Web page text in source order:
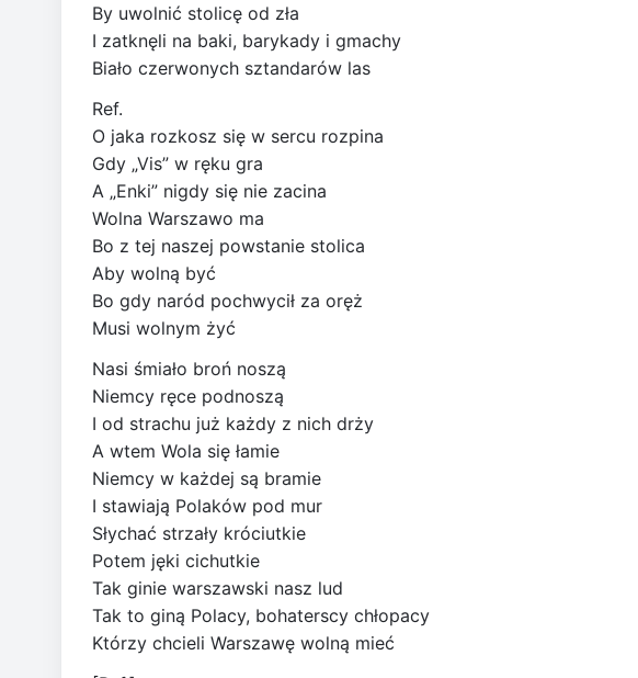
By uwolnić stolicę od zła
I zatknęli na baki, barykady i gmachy
Biało czerwonych sztandarów las
Ref.
O jaka rozkosz się w sercu rozpina
Gdy „Vis” w ręku gra
A „Enki” nigdy się nie zacina
Wolna Warszawo ma
Bo z tej naszej powstanie stolica
Aby wolną być
Bo gdy naród pochwycił za oręż
Musi wolnym żyć
Nasi śmiało broń noszą
Niemcy ręce podnoszą
I od strachu już każdy z nich drży
A wtem Wola się łamie
Niemcy w każdej są bramie
I stawiają Polaków pod mur
Słychać strzały króciutkie
Potem jęki cichutkie
Tak ginie warszawski nasz lud
Tak to giną Polacy, bohaterscy chłopacy
Którzy chcieli Warszawę wolną mieć